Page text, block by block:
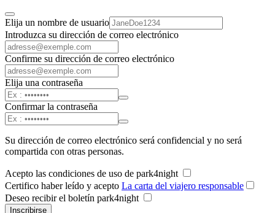
Elija un nombre de usuario
Introduzca su dirección de correo electrónico
Confirme su dirección de correo electrónico
Elija una contraseña
Confirmar la contraseña
Su dirección de correo electrónico será confidencial y no será
compartida con otras personas.
Acepto las condiciones de uso de park4night
Certifico haber leído y acepto La carta del viajero responsable
Deseo recibir el boletín park4night
Inscribirse